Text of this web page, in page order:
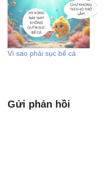
năng lượng và dẫn đến
những quyết định sai lầm.
Dưới đây là quy trình xử
lý…
Vì sao phải sục bể cá
Gửi phản hồi